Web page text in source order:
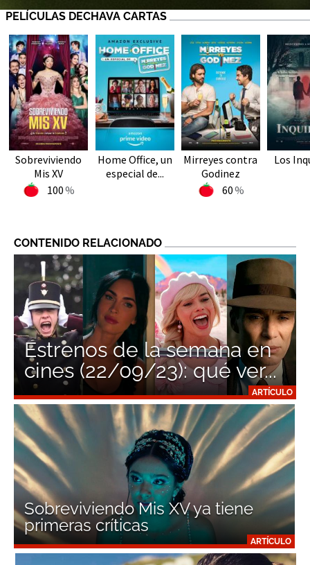
PELÍCULAS DECHAVA CARTAS
Sobreviviendo
Mis XV
100
Home Office, un
especial de...
Mirreyes contra
Godinez
60
Los
CONTENIDO RELACIONADO
ARTÍCULO
Estrenos de la semana en
cines (22/09/23): qué ver...
ARTÍCULO
Sobreviviendo Mis XV ya tiene
primeras críticas